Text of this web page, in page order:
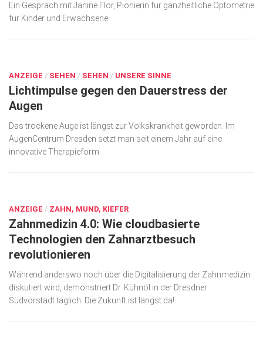
Wirtschaft, Recht, Finanzen
Allgemein
Sehen
Innovationen
Kampf gegen Krebs
Ein Gespräch mit Janine Flor, Pionierin für ganzheitliche Optometrie
für Kinder und Erwachsene.
ANZEIGE / SEHEN / SEHEN / UNSERE SINNE
Lichtimpulse gegen den Dauerstress der
Augen
Das trockene Auge ist längst zur Volkskrankheit geworden. Im
AugenCentrum Dresden setzt man seit einem Jahr auf eine
innovative Therapieform.
ANZEIGE / ZAHN, MUND, KIEFER
Zahnmedizin 4.0: Wie cloudbasierte
Technologien den Zahnarztbesuch
revolutionieren
Während anderswo noch über die Digitalisierung der Zahnmedizin
diskutiert wird, demonstriert Dr. Kühnöl in der Dresdner
Südvorstadt täglich: Die Zukunft ist längst da!